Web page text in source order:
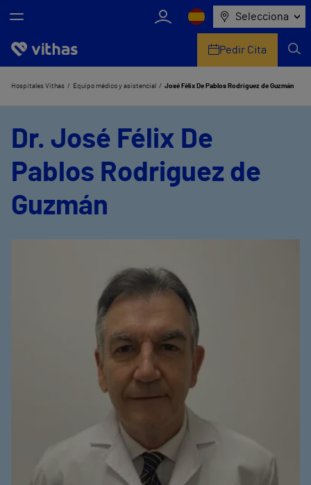
Selecciona
Nosotros
Pedir Cita
Hospitales Vithas Equipo médico y asistencial José Félix De Pablos Rodriguez de Guzmán
Dr. José Félix De
Pablos Rodriguez de
Guzmán